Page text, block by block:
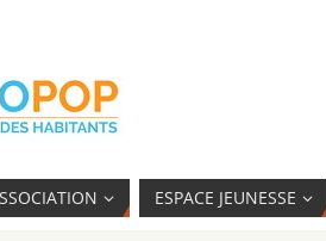
ESPACE JEUNESSE